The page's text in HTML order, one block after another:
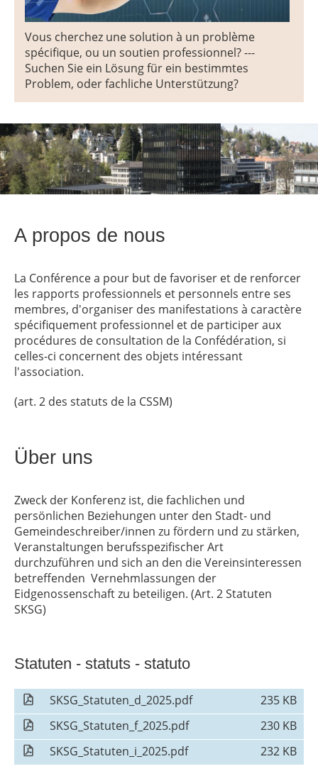
Vous cherchez une solution à un problème
spécifique, ou un soutien professionnel? ---
Suchen Sie ein Lösung für ein bestimmtes
Problem, oder fachliche Unterstützung?
A propos de nous
La Conférence a pour but de favoriser et de renforcer
les rapports professionnels et personnels entre ses
membres, d'organiser des manifestations à caractère
spécifiquement professionnel et de participer aux
procédures de consultation de la Confédération, si
celles-ci concernent des objets intéressant
l'association.
(art. 2 des statuts de la CSSM)
Über uns
Zweck der Konferenz ist, die fachlichen und
persönlichen Beziehungen unter den Stadt- und
Gemeindeschreiber/innen zu fördern und zu stärken,
Veranstaltungen berufsspezifischer Art
durchzuführen und sich an den die Vereinsinteressen
betreffenden Vernehmlassungen der
Eidgenossenschaft zu beteiligen. (Art. 2 Statuten
SKSG)
Statuten - statuts - statuto
SKSG_Statuten_d_2025.pdf
235 KB
SKSG_Statuten_f_2025.pdf
230 KB
SKSG_Statuten_i_2025.pdf
232 KB